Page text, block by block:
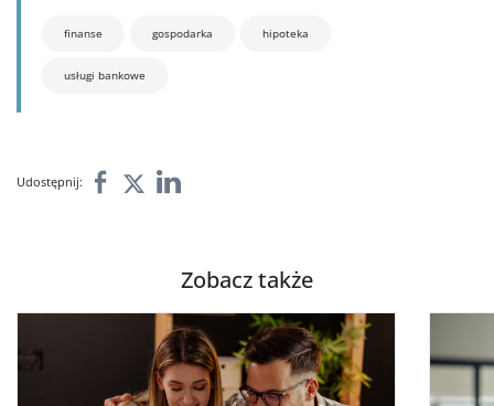
finanse gospodarka hipoteka
usługi bankowe
Udostępnij:
Zobacz także